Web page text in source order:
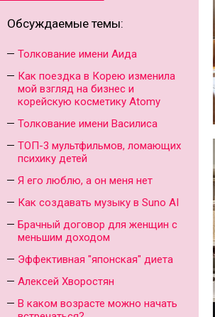
Обсуждаемые темы:
Толкование имени Аида
Как поездка в Корею изменила
мой взгляд на бизнес и
корейскую косметику Atomy
Толкование имени Василиса
ТОП-3 мультфильмов, ломающих
психику детей
Я его люблю, а он меня нет
Как создавать музыку в Suno AI
Брачный договор для женщин с
меньшим доходом
Эффективная "японская" диета
Алексей Хворостян
В каком возрасте можно начать